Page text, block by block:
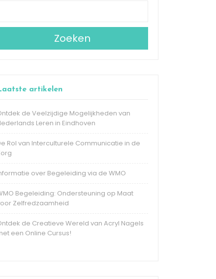
Zoeken
artikelen
de Veelzijdige Mogelijkheden van
Leren in Eindhoven
Rol van Interculturele Communicatie in de
over Begeleiding via de WMO
Begeleiding: Ondersteuning op Maat
Zelfredzaamheid
de Creatieve Wereld van Acryl Nagels
een Online Cursus!